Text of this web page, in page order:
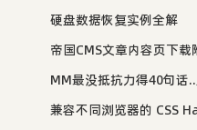
硬盘数据恢复实例全解
帝国CMS文章内容页下
MM最没抵抗力得40句话
兼容不同浏览器的 CSS